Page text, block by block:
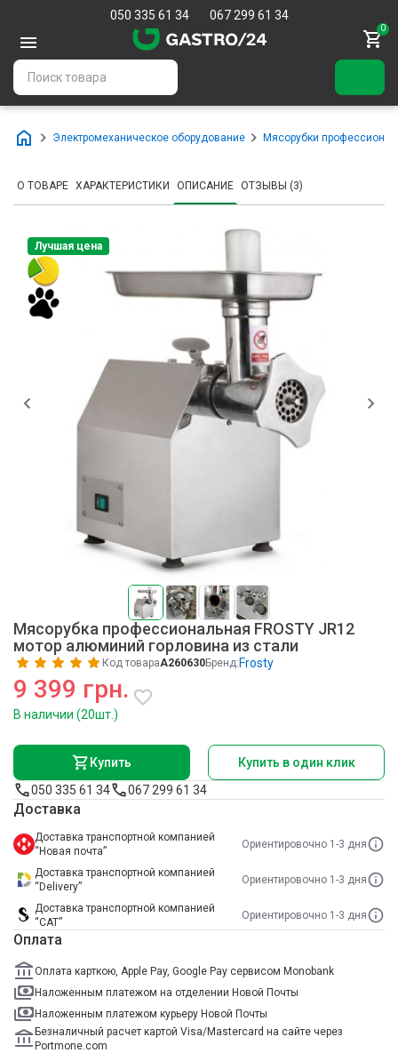
050 335 61 34 067 299 61 34
0
Электромеханическое оборудование Мясорубки
О ТОВАРЕ ХАРАКТЕРИСТИКИ ОПИСАНИЕ ОТЗЫВЫ (3)
Лучшая цена
Мясорубка профессиональная FROSTY JR12
мотор алюминий горловина из стали
Код товараA260630Бренд:Frosty
9 399 грн.
В наличии (20шт.)
Купить
Купить в один клик
050 335 61 34
067 299 61 34
Доставка
Доставка транспортной компанией
“Новая почта”
Ориентировочно 1-3 дня
Доставка транспортной компанией
“Delivery”
Ориентировочно 1-3 дня
Доставка транспортной компанией
“САТ”
Ориентировочно 1-3 дня
Оплата
Оплата карткою, Apple Pay, Google Pay сервисом Monobank
Наложенным платежом на отделении Новой Почты
Наложенным платежом курьеру Новой Почты
Безналичный расчет картой Visa/Mastercard на сайте через
Portmone.com